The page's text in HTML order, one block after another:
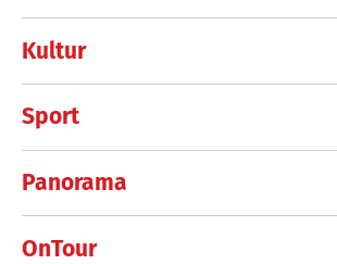
Kultur
Sport
Panorama
OnTour